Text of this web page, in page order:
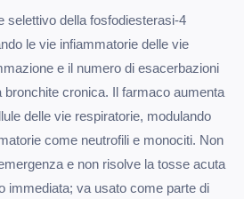
selettivo della fosfodiesterasi-4
le vie infiammatorie delle vie
e il numero di esacerbazioni
cronica. Il farmaco aumenta
delle vie respiratorie, modulando
come neutrofili e monociti. Non
e non risolve la tosse acuta
immediata; va usato come parte di